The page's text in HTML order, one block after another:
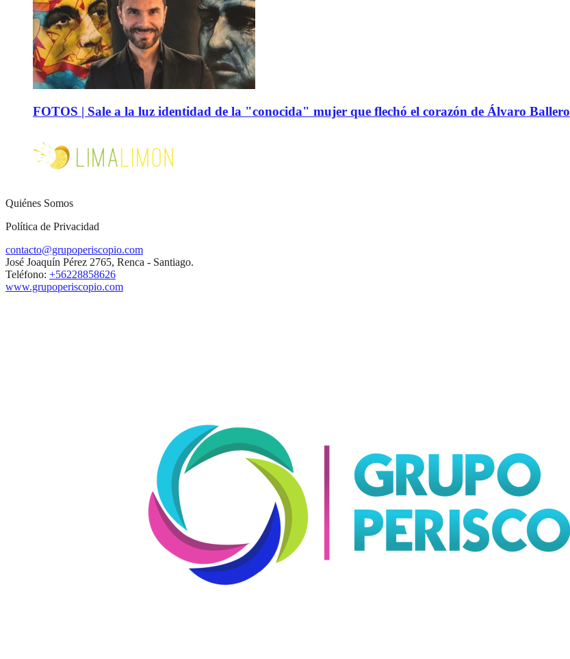
FOTOS | Sale a la luz identidad de la "conocida" mujer que flechó el corazón de Álvaro Ballero
Quiénes Somos
Política de Privacidad
contacto@grupoperiscopio.com
José Joaquín Pérez 2765, Renca - Santiago.
Teléfono: +56228858626
www.grupoperiscopio.com